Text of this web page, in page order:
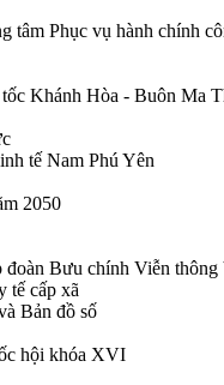
tâm Phục vụ hành chính
Khánh Hòa - Buôn Ma
tế Nam Phú Yên
2050
Bưu chính Viễn
tế cấp xã
Bản đồ số
hội khóa XVI